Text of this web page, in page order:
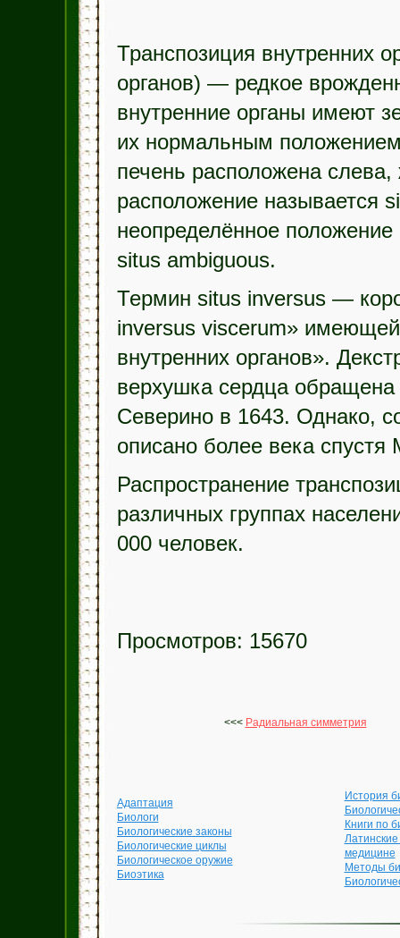
Транспозиция внутренних
органов) — редкое
внутренние органы имеют
их нормальным
печень расположена
расположение называется
неопределённое положение
situs ambiguous.
Термин situs inversus —
inversus viscerum» имеющей
внутренних органов».
верхушка сердца
Северино в 1643. Однако,
описано более века
Распространение
различных группах
000 человек.
Просмотров: 15670
<<< Радиальная симметрия
Адаптация
Биологи
Биологические законы
Биологические циклы
Биологическое оружие
Биоэтика
История
Книги по
медицине
Методы